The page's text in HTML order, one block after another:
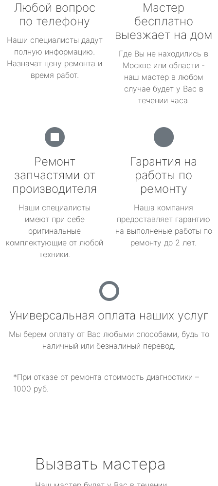
Любой вопрос
по телефону
Наши специалисты дадут
полную информацию.
Назначат цену ремонта и
время работ.
Мастер
бесплатно
выезжает на дом
Где Вы не находились в
Москве или области -
наш мастер в любом
случае будет у Вас в
течении часа.
Ремонт
запчастями от
производителя
Наши специалисты
имеют при себе
оригинальные
комплектующие от любой
техники.
Гарантия на
работы по
ремонту
Наша компания
предоставляет гарантию
на выполненые работы по
ремонту до 2 лет.
Универсальная оплата наших услуг
Мы берем оплату от Вас любыми способами, будь то
наличный или безналиный перевод.
*При отказе от ремонта стоимость диагностики –
1000 руб.
Вызвать мастера